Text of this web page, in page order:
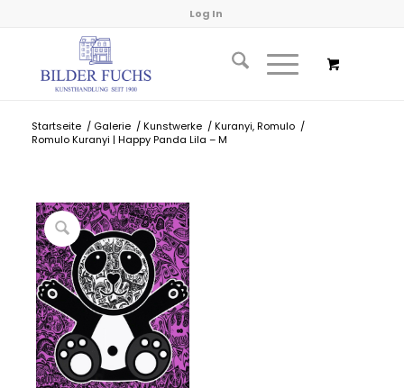
Log In
Startseite / Galerie / Kunstwerke / Kuranyi, Romulo /
Romulo Kuranyi | Happy Panda Lila – M